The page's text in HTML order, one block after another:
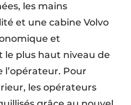
les mains
et une cabine Volvo
et
le plus haut niveau de
Pour
les opérateurs